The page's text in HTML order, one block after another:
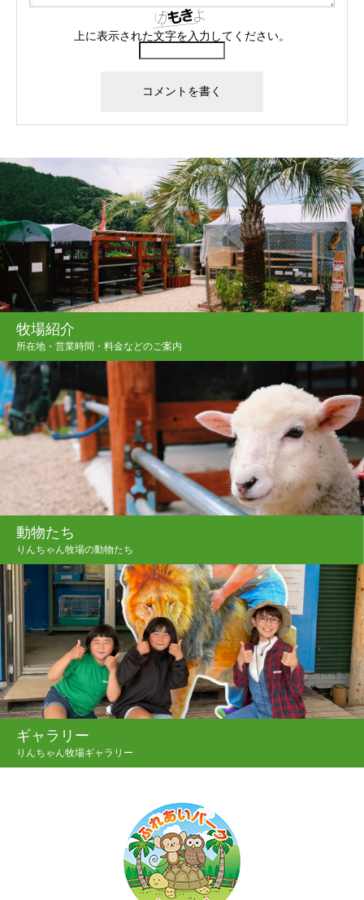
上に表示された文字を入力してください。
牧場紹介
所在地・営業時間・料金などのご案内
動物たち
りんちゃん牧場の動物たち
ギャラリー
りんちゃん牧場ギャラリー